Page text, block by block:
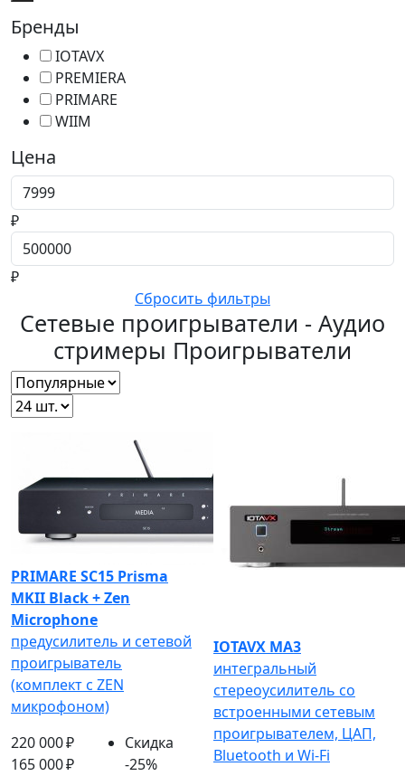
Бренды
IOTAVX
PREMIERA
PRIMARE
WIIM
Цена
Цена от
₽
Цена до
₽
Сбросить фильтры
Сетевые проигрыватели - Аудио
стримеры Проигрыватели
PRIMARE SC15 Prisma
MKII Black + Zen
Microphone
предусилитель и сетевой
проигрыватель
(комплект с ZEN
микрофоном)
220 000 ₽
165 000 ₽
Скидка
-25%
IOTAVX MA3
интегральный
стереоусилитель со
встроенными сетевым
проигрывателем, ЦАП,
Bluetooth и Wi-Fi